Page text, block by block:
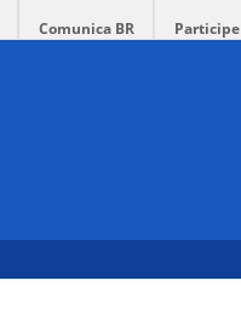
Comunica BR Participe